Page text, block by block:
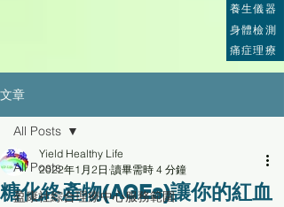
養生儀器
身體檢測
痛症理療
文章
All Posts
盈康社綜合理療中心服務範圍
All Posts
糖化終產物(AGEs)讓你的紅血
Yield Healthy Life
2022年1月2日 讀畢需時 4 分鐘